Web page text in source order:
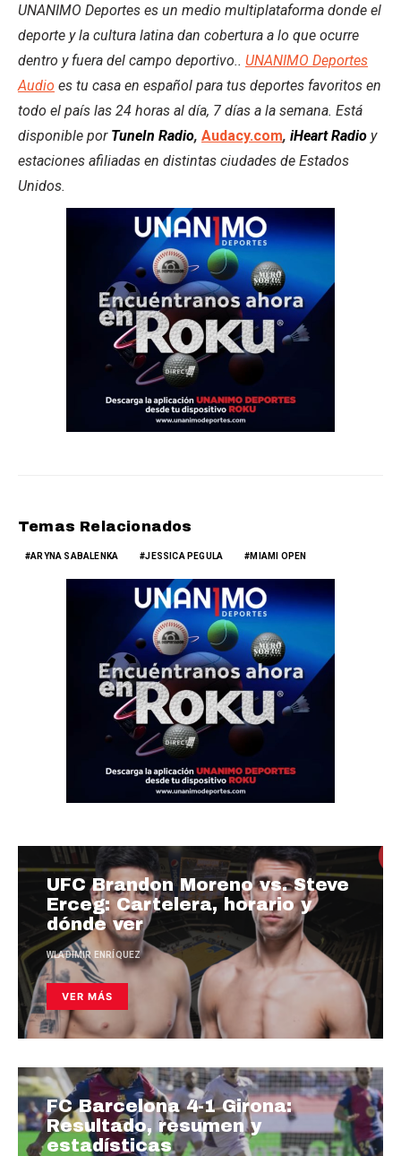
UNANIMO Deportes es un medio multiplataforma donde el
deporte y la cultura latina dan cobertura a lo que ocurre
dentro y fuera del campo deportivo.. UNANIMO Deportes
Audio es tu casa en español para tus deportes favoritos en
todo el país las 24 horas al día, 7 días a la semana. Está
disponible por TuneIn Radio, Audacy.com, iHeart Radio y
estaciones afiliadas en distintas ciudades de Estados
Unidos.
Temas Relacionados
ARYNA SABALENKA JESSICA PEGULA MIAMI OPEN
UFC Brandon Moreno vs. Steve
Erceg: Cartelera, horario y
dónde ver
WLADIMIR ENRÍQUEZ
VER MÁS
FC Barcelona 4-1 Girona:
Resultado, resumen y
estadísticas